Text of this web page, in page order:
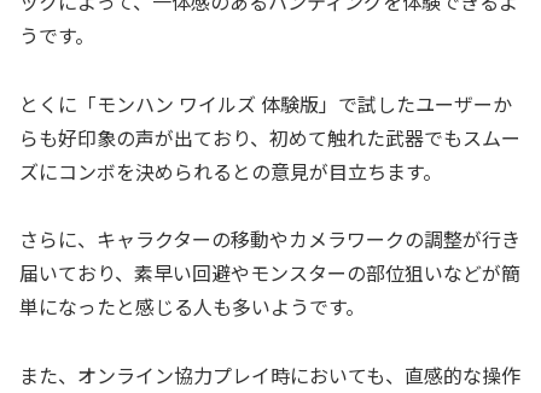
うです。
とくに「モンハン ワイルズ 体験版」で試したユーザーか
らも好印象の声が出ており、初めて触れた武器でもスムー
ズにコンボを決められるとの意見が目立ちます。
さらに、キャラクターの移動やカメラワークの調整が行き
届いており、素早い回避やモンスターの部位狙いなどが簡
単になったと感じる人も多いようです。
また、オンライン協力プレイ時においても、直感的な操作